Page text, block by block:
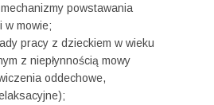
powstawania
w mowie;
pracy z dzieckiem w wieku
z niepłynnością mowy
oddechowe,